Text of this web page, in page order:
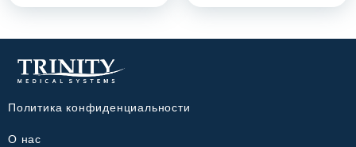
Политика конфиденциальности
О нас